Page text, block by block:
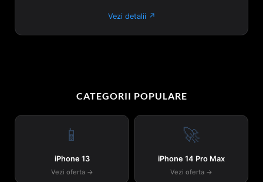
Vezi detalii ↗
CATEGORII POPULARE
📱
iPhone 13
Vezi oferta →
🚀
iPhone 14 Pro Max
Vezi oferta →